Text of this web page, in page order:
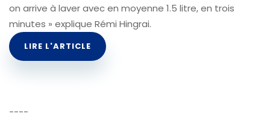
on arrive à laver avec en moyenne 1.5 litre, en trois
minutes » explique Rémi Hingrai.
LIRE L'ARTICLE
----